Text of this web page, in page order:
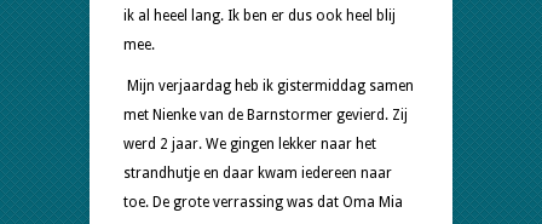
ik al heeel lang. Ik ben er dus ook heel blij
mee.
Mijn verjaardag heb ik gistermiddag samen
met Nienke van de Barnstormer gevierd. Zij
werd 2 jaar. We gingen lekker naar het
strandhutje en daar kwam iedereen naar
toe. De grote verrassing was dat Oma Mia